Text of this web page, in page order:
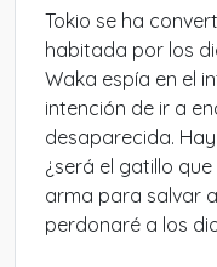
Tokio se ha
habitada por los
Waka espía en el
intención de ir a
desaparecida.
¿será el gatillo
arma para salvar
perdonaré a los